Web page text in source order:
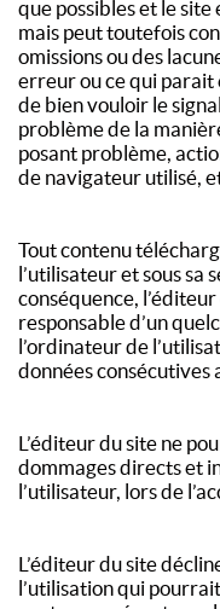
que possibles et le
mais peut toutefois
omissions ou des
erreur ou ce qui
de bien vouloir le
problème de la
posant problème,
de navigateur utilisé,
Tout contenu
l’utilisateur et sous sa
conséquence,
responsable d’un
l’ordinateur de
données consécutives
L’éditeur du site ne
dommages directs et
l’utilisateur, lors de
L’éditeur du site
l’utilisation qui